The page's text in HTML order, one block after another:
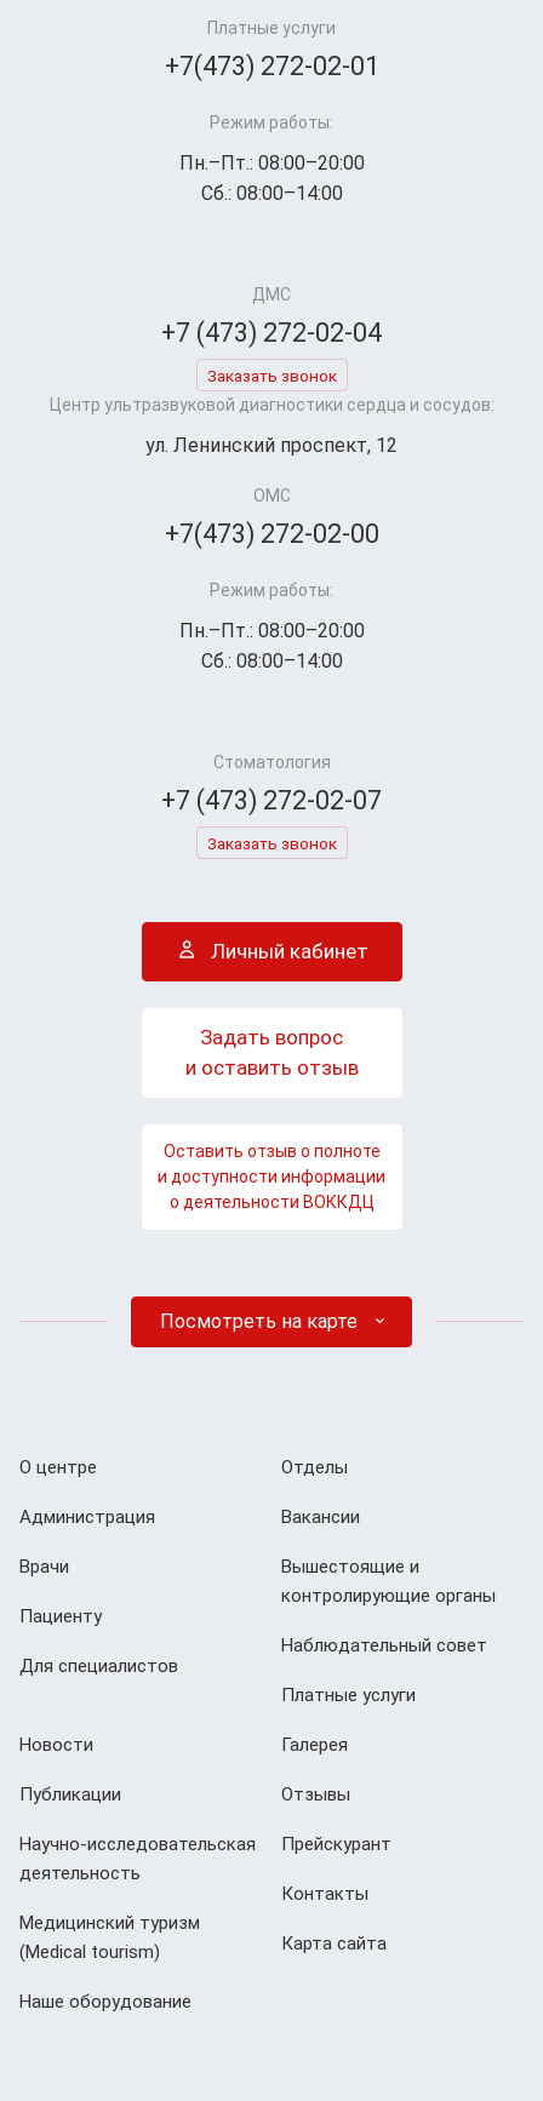
Платные услуги
+7(473) 272-02-01
Режим работы:
Пн.–Пт.: 08:00–20:00
Сб.: 08:00–14:00
ДМС
+7 (473) 272-02-04
Заказать звонок
Центр ультразвуковой диагностики сердца и сосудов:
ул. Ленинский проспект, 12
ОМС
+7(473) 272-02-00
Режим работы:
Пн.–Пт.: 08:00–20:00
Сб.: 08:00–14:00
Стоматология
+7 (473) 272-02-07
Заказать звонок
Личный кабинет
Задать вопрос
и оставить отзыв
Оставить отзыв о полноте
и доступности информации
о деятельности ВОККДЦ
Посмотреть на карте
О центре
Администрация
Врачи
Пациенту
Для специалистов
Отделы
Вакансии
Вышестоящие и
контролирующие органы
Наблюдательный совет
Платные услуги
Новости
Публикации
Научно-исследовательская
деятельность
Медицинский туризм
(Мedical tourism)
Наше оборудование
Галерея
Отзывы
Прейскурант
Контакты
Карта сайта